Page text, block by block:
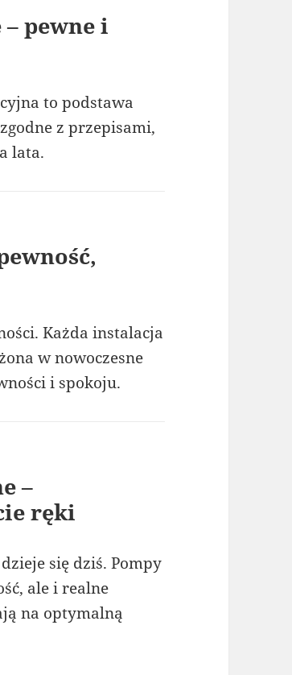
pewne i
to podstawa
z przepisami,
lata.
Każda instalacja
w nowoczesne
i spokoju.
–
ręki
się dziś. Pompy
ale i realne
na optymalną